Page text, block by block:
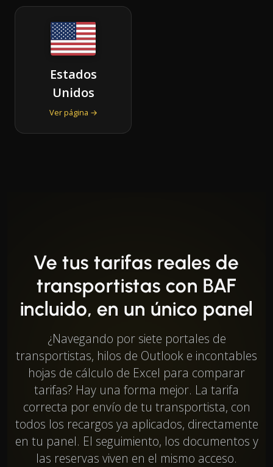
Estados
Unidos
Ver página →
Ve tus tarifas reales de
transportistas con BAF
incluido, en un único panel
¿Navegando por siete portales de
transportistas, hilos de Outlook e incontables
hojas de cálculo de Excel para comparar
tarifas? Hay una forma mejor. La tarifa
correcta por envío de tu transportista, con
todos los recargos ya aplicados, directamente
en tu panel. El seguimiento, los documentos y
las reservas viven en el mismo acceso.